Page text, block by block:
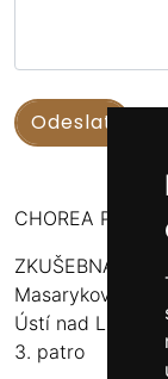
CHOREA PUERI
ZKUŠEBNA:
Masarykova 316
Ústí nad Labem
3. patro